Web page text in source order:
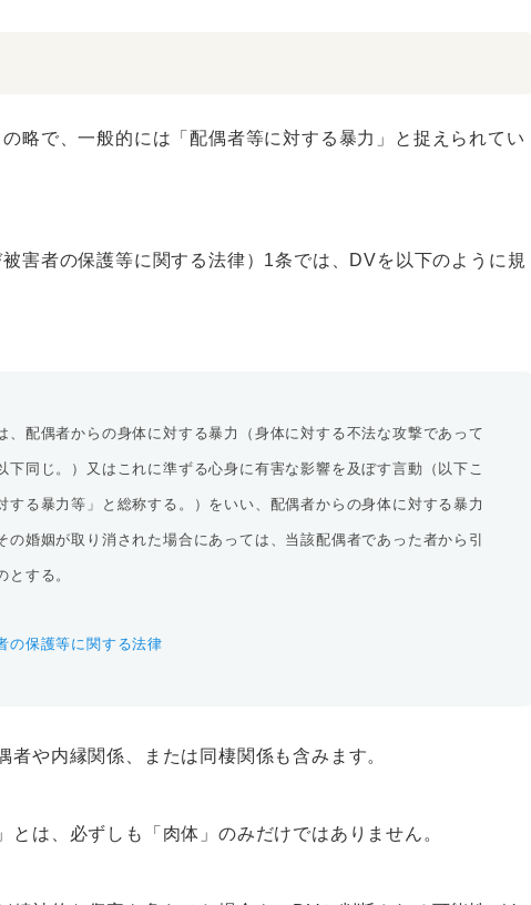
略で、一般的には「配偶者等に対する暴力」と捉えられてい
害者の保護等に関する法律）1条では、DVを以下のように規
、配偶者からの身体に対する暴力（身体に対する不法な攻撃であって
同じ。）又はこれに準ずる心身に有害な影響を及ぼす言動（以下こ
る暴力等」と総称する。）をいい、配偶者からの身体に対する暴力
婚姻が取り消された場合にあっては、当該配偶者であった者から引
する。
の保護等に関する法律
や内縁関係、または同棲関係も含みます。
は、必ずしも「肉体」のみだけではありません。